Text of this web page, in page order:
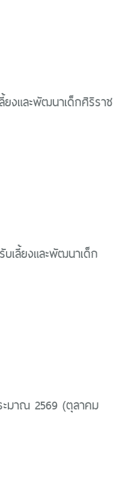
ยงและพัฒนาเด็กศิริราช
เลี้ยงและพัฒนาเด็ก
ะมาณ 2569 (ตุลาคม